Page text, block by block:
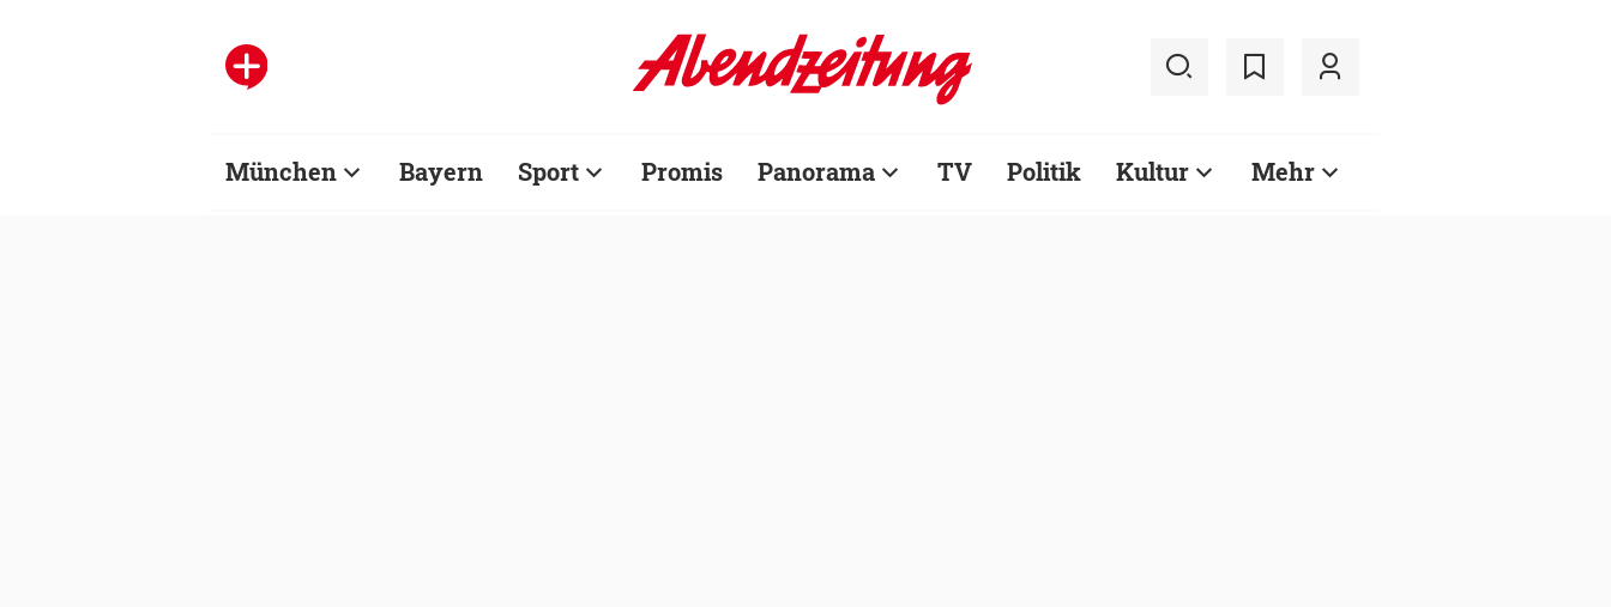
München Bayern Sport Promis Panorama TV Politik Kultur Mehr